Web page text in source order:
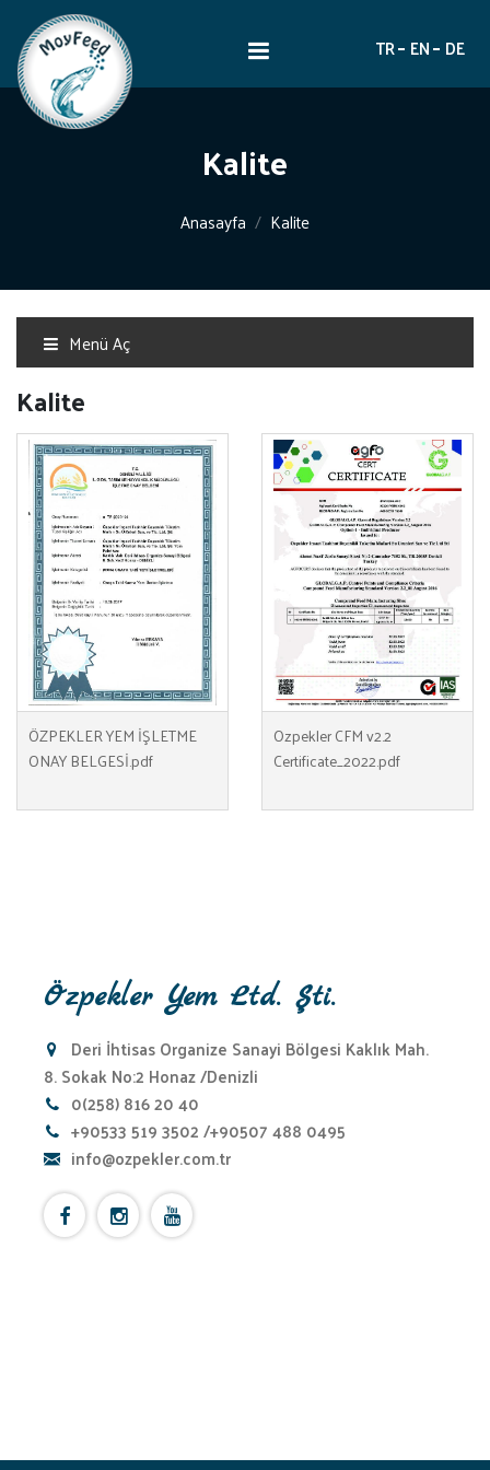
TR EN DE
Kalite
Anasayfa Kalite
Menü Aç
Kalite
ÖZPEKLER YEM İŞLETME
ONAY BELGESİ.pdf
Ozpekler CFM v2.2
Certificate_2022.pdf
Özpekler Yem Ltd. Şti.
Deri İhtisas Organize Sanayi Bölgesi Kaklık Mah.
8. Sokak No:2 Honaz /Denizli
0(258) 816 20 40
+90533 519 3502 /+90507 488 0495
info@ozpekler.com.tr